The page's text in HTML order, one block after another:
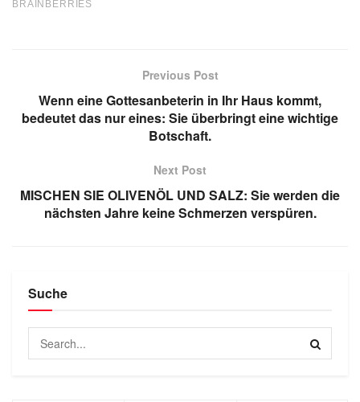
Previous Post
Wenn eine Gottesanbeterin in Ihr Haus kommt,
bedeutet das nur eines: Sie überbringt eine wichtige
Botschaft.
Next Post
MISCHEN SIE OLIVENÖL UND SALZ: Sie werden die
nächsten Jahre keine Schmerzen verspüren.
Suche